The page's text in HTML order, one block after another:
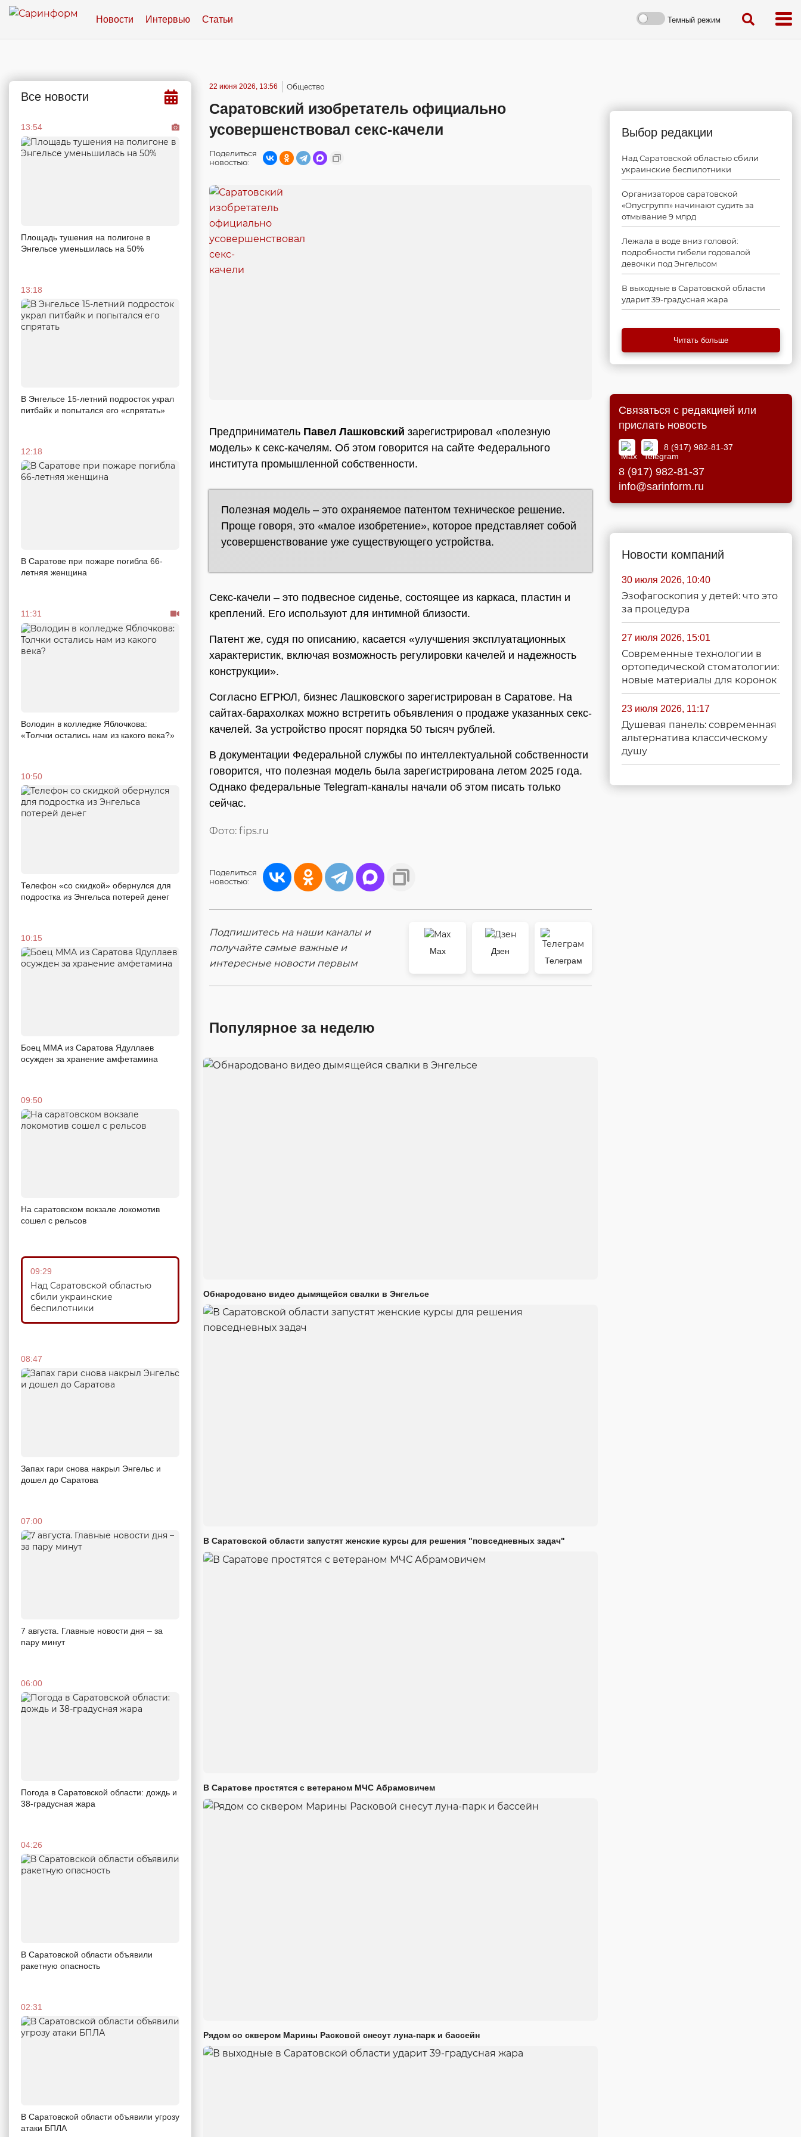
Новости Интервью Статьи Темный режим
Все новости
13:54
Площадь тушения на полигоне в
Энгельсе уменьшилась на 50%
13:18
В Энгельсе 15-летний подросток украл
питбайк и попытался его «спрятать»
12:18
В Саратове при пожаре погибла 66-
летняя женщина
11:31
Володин в колледже Яблочкова:
«Толчки остались нам из какого века?»
10:50
Телефон «со скидкой» обернулся для
подростка из Энгельса потерей денег
10:15
Боец ММА из Саратова Ядуллаев
осужден за хранение амфетамина
09:50
На саратовском вокзале локомотив
сошел с рельсов
09:29
Над Саратовской областью
сбили украинские
беспилотники
08:47
Запах гари снова накрыл Энгельс и
дошел до Саратова
07:00
7 августа. Главные новости дня – за
пару минут
06:00
Погода в Саратовской области: дождь и
38-градусная жара
04:26
В Саратовской области объявили
ракетную опасность
02:31
В Саратовской области объявили угрозу
атаки БПЛА
22 июня 2026, 13:56 Общество
Саратовский изобретатель официально
усовершенствовал секс-качели
Поделиться
новостью:
Предприниматель Павел Лашковский зарегистрировал «полезную
модель» к секс-качелям. Об этом говорится на сайте Федерального
института промышленной собственности.
Полезная модель – это охраняемое патентом техническое решение.
Проще говоря, это «малое изобретение», которое представляет собой
усовершенствование уже существующего устройства.
Секс-качели – это подвесное сиденье, состоящее из каркаса, пластин и
креплений. Его используют для интимной близости.
Патент же, судя по описанию, касается «улучшения эксплуатационных
характеристик, включая возможность регулировки качелей и надежность
конструкции».
Согласно ЕГРЮЛ, бизнес Лашковского зарегистрирован в Саратове. На
сайтах-барахолках можно встретить объявления о продаже указанных секс-
качелей. За устройство просят порядка 50 тысяч рублей.
В документации Федеральной службы по интеллектуальной собственности
говорится, что полезная модель была зарегистрирована летом 2025 года.
Однако федеральные Telegram-каналы начали об этом писать только
сейчас.
Фото: fips.ru
Поделиться
новостью:
Подпишитесь на наши каналы и
получайте самые важные и
интересные новости первым
Max
Дзен
Телеграм
Популярное за неделю
Обнародовано видео дымящейся свалки в Энгельсе
В Саратовской области запустят женские курсы для решения "повседневных задач"
В Саратове простятся с ветераном МЧС Абрамовичем
Рядом со сквером Марины Расковой снесут луна-парк и бассейн
Выбор редакции
Над Саратовской областью сбили
украинские беспилотники
Организаторов саратовской
«Опусгрупп» начинают судить за
отмывание 9 млрд
Лежала в воде вниз головой:
подробности гибели годовалой
девочки под Энгельсом
В выходные в Саратовской области
ударит 39-градусная жара
Читать больше
Связаться с редакцией или
прислать новость
8 (917) 982-81-37
8 (917) 982-81-37
info@sarinform.ru
Новости компаний
30 июля 2026, 10:40
Эзофагоскопия у детей: что это
за процедура
27 июля 2026, 15:01
Современные технологии в
ортопедической стоматологии:
новые материалы для коронок
23 июля 2026, 11:17
Душевая панель: современная
альтернатива классическому
душу